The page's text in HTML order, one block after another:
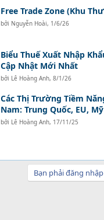
Free Trade Zone (Khu
bởi Nguyễn Hoài, 1/6/26
Biểu Thuế Xuất Nhập
Cập Nhật Mới Nhất
bởi Lê Hoàng Anh, 8/1/26
Các Thị Trường Tiềm
Nam: Trung Quốc, EU, Mỹ
bởi Lê Hoàng Anh, 17/11/25
Bạn phải đăng